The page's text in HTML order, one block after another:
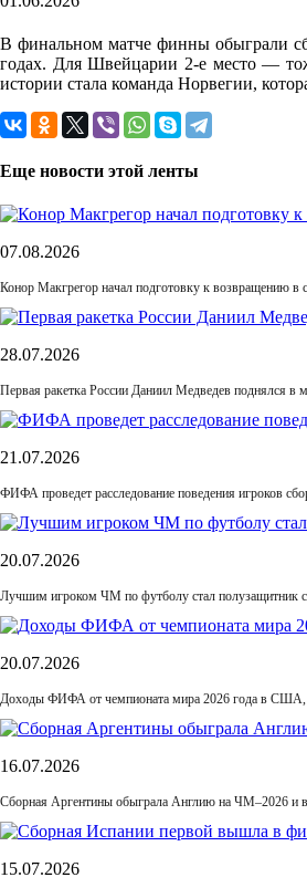
В финальном матче финны обыграли
годах. Для Швейцарии 2-е место —
истории стала команда Норвегии,
Еще новости этой ленты
07.08.2026
Конор Макгрегор начал подготовку к возвращению в
28.07.2026
Первая ракетка России Даниил Медведев поднялся в
21.07.2026
ФИФА проведет расследование поведения игроков
20.07.2026
Лучшим игроком ЧМ по футболу стал полузащитник
20.07.2026
Доходы ФИФА от чемпионата мира 2026 года в США,
16.07.2026
Сборная Аргентины обыграла Англию на ЧМ–2026 и
15.07.2026